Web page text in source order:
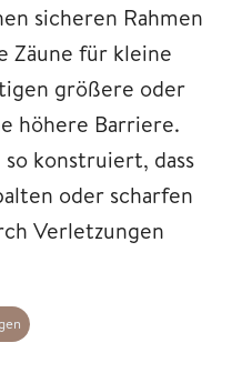
sicheren Rahmen
Zäune für kleine
größere oder
höhere Barriere.
so konstruiert, dass
oder scharfen
Verletzungen